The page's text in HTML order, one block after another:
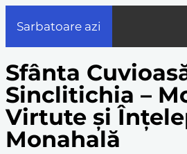
Sarbatoare azi
Sfânta
Sinclitichia –
Virtute și
Monahală